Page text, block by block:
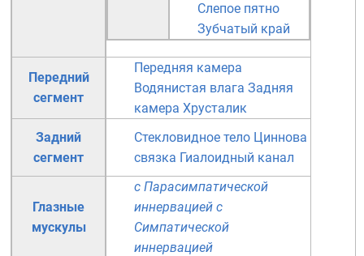
Слепое пятно
Зубчатый край
Передний
сегмент
Передняя камера
Водянистая влага Задняя
камера Хрусталик
Задний
сегмент
Стекловидное тело Циннова
связка Гиалоидный канал
Глазные
мускулы
с Парасимпатической
иннервацией с
Симпатической
иннервацией